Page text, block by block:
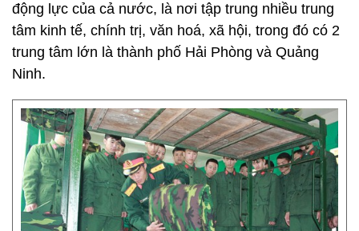
động lực của cả nước, là nơi tập trung nhiều trung
tâm kinh tế, chính trị, văn hoá, xã hội, trong đó có 2
trung tâm lớn là thành phố Hải Phòng và Quảng
Ninh.